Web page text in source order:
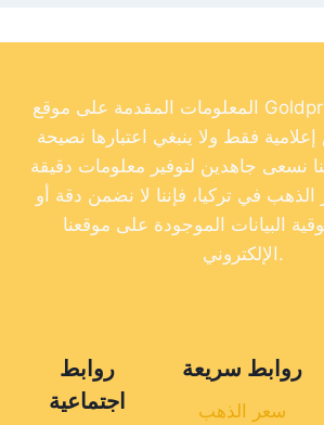
المعلومات المقدمة على موقع Goldpricesturkey.com
فقط ولا ينبغي اعتبارها نصيحة
نسعى جاهدين لتوفير معلومات دقيقة
في تركيا، فإننا لا نضمن دقة أو
البيانات الموجودة على موقعنا
الإلكتروني.
روابط
اجتماعية
روابط سريعة
سعر الذهب